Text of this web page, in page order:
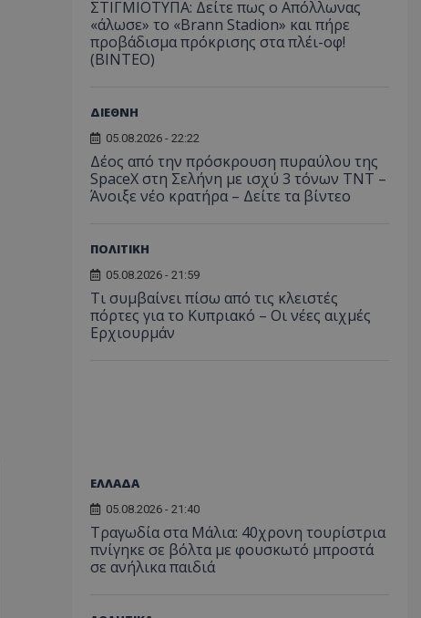
ΣΤΙΓΜΙΟΤΥΠΑ: Δείτε πως ο Απόλλωνας
«άλωσε» το «Brann Stadion» και πήρε
προβάδισμα πρόκρισης στα πλέι-οφ!
(ΒΙΝΤΕΟ)
ΔΙΕΘΝΗ
05.08.2026 - 22:22
Δέος από την πρόσκρουση πυραύλου της
SpaceX στη Σελήνη με ισχύ 3 τόνων TNT –
Άνοιξε νέο κρατήρα – Δείτε τα βίντεο
ΠΟΛΙΤΙΚΗ
05.08.2026 - 21:59
Τι συμβαίνει πίσω από τις κλειστές
πόρτες για το Κυπριακό – Οι νέες αιχμές
Ερχιουρμάν
ΕΛΛΑΔΑ
05.08.2026 - 21:40
Τραγωδία στα Μάλια: 40χρονη τουρίστρια
πνίγηκε σε βόλτα με φουσκωτό μπροστά
σε ανήλικα παιδιά